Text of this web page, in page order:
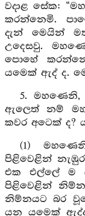
වදාළ සේක:
කරන්නෙමි.
දැන් මෙයින්
උදෙසවු.
පොහේ
යමෙක් ඇද් ද.
5. මහණෙනි,
ඇලෙත් නම්
කවර අටෙක් ද?
(1)
පිළිවෙළින්
එක එල්ලේ ම
පිළිවෙළින්
නිම්නයට බර
යන යමෙක්